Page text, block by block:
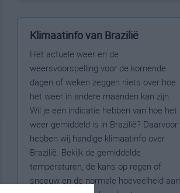
Klimaatinfo van Brazilië
Het actuele weer en de
weersvoorspelling voor de komende
dagen of weken zeggen niets over hoe
het weer in andere maanden kan zijn.
Wil je een indicatie hebben van hoe het
weer gemiddeld is in Brazilië? Daarvoor
hebben wij handige klimaatinfo over
Brazilië. Bekijk de gemiddelde
temperaturen, de kans op regen of
sneeuw en de normale hoeveelheid aan